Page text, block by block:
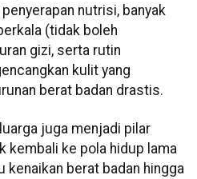
nutrisi, banyak
(tidak boleh
gizi, serta rutin
kulit yang
berat badan drastis.
juga menjadi pilar
kembali ke pola hidup lama
berat badan hingga